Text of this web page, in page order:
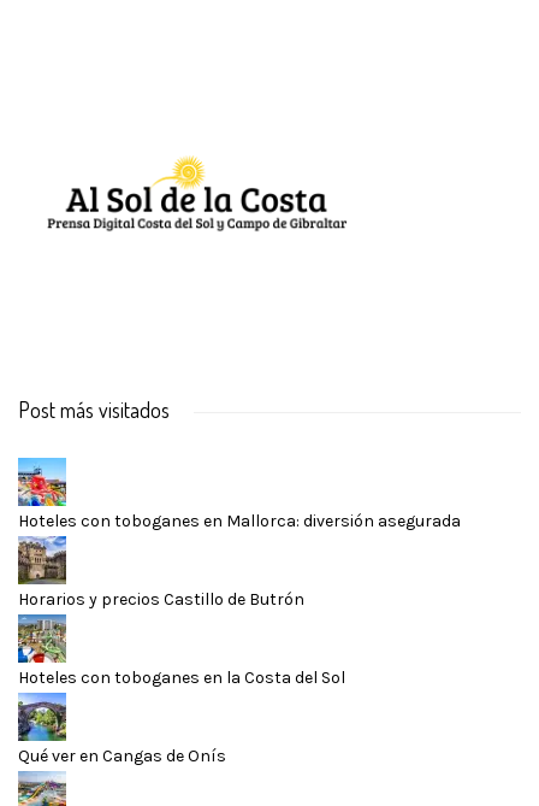
Post más visitados
Hoteles con toboganes en Mallorca: diversión asegurada
Horarios y precios Castillo de Butrón
Hoteles con toboganes en la Costa del Sol
Qué ver en Cangas de Onís